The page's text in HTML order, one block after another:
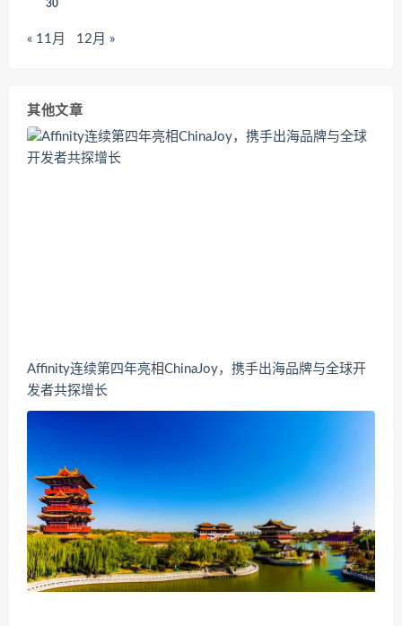
30
« 11月 12月 »
其他文章
Affinity连续第四年亮相ChinaJoy，携手出海品牌与全球开
发者共探增长